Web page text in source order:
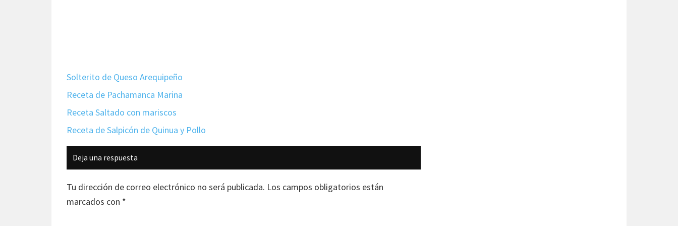
Solterito de Queso Arequipeño
Receta de Pachamanca Marina
Receta Saltado con mariscos
Receta de Salpicón de Quinua y Pollo
Interacciones
con
los
lectores
Deja una respuesta
Tu dirección de correo electrónico no será publicada. Los campos obligatorios están
marcados con *